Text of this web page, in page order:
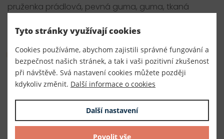
pruženka prádlová, pevná guma, guma, tkaná
Parametry
Číslo produktu:
020113
Český výrobce
Tyto stránky využívají cookies
Cookies používáme, abychom zajistili správné fungování a
bezpečnost našich stránek, a tak i vaši pozitivní zkušenost
při návštěvě. Svá nastavení cookies můžete později
kdykoliv změnit. Další informace o cookies
Další nastavení
Povolit vše